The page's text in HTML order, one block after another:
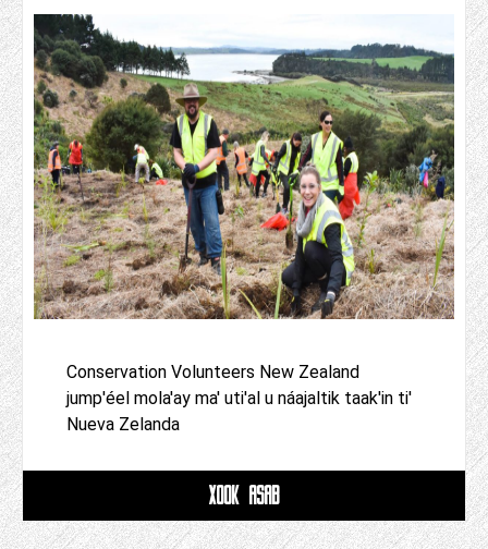
Conservation Volunteers New Zealand
jump'éel mola'ay ma' uti'al u náajaltik taak'in ti'
Nueva Zelanda
XOOK ASAB